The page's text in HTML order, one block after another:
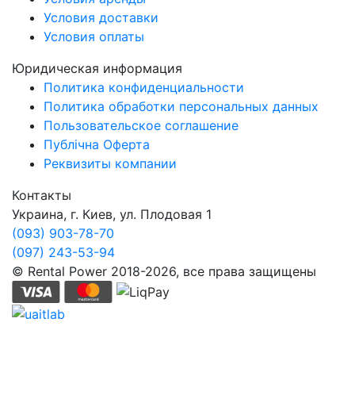
Условия доставки
Условия оплаты
Юридическая информация
Политика конфиденциальности
Политика обработки персональных данных
Пользовательское соглашение
Публічна Оферта
Реквизиты компании
Контакты
Украина, г. Киев, ул. Плодовая 1
(093) 903-78-70
(097) 243-53-94
© Rental Power 2018-2026, все права защищены